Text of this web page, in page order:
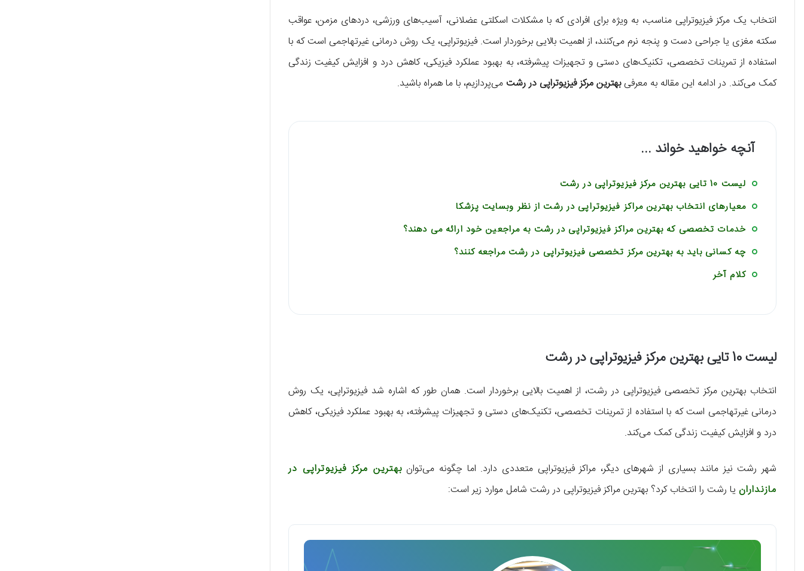
انتخاب یک مرکز فیزیوتراپی مناسب، به ویژه برای افرادی که با مشکلات اسکلتی عضلانی، آسیب‌های ورزشی، دردهای مزمن، عواقب
سکته مغزی یا جراحی دست و پنجه نرم می‌کنند، از اهمیت بالایی برخوردار است. فیزیوتراپی، یک روش درمانی غیرتهاجمی است که با
استفاده از تمرینات تخصصی، تکنیک‌های دستی و تجهیزات پیشرفته، به بهبود عملکرد فیزیکی، کاهش درد و افزایش کیفیت زندگی
کمک می‌کند. در ادامه این مقاله به معرفیبهترین مرکز فیزیوتراپی در رشت می‌پردازیم، با ما همراه باشید.
آنچه خواهید خواند ...
لیست 10 تایی بهترین مرکز فیزیوتراپی در رشت
معیارهای انتخاب بهترین مراکز فیزیوتراپی در رشت از نظر وبسایت پزشکا
خدمات تخصصی که بهترین مراکز فیزیوتراپی در رشت به مراجعین خود ارائه می دهند؟
چه کسانی باید به بهترین مرکز تخصصی فیزیوتراپی در رشت مراجعه کنند؟
کلام آخر
لیست 10 تایی بهترین مرکز فیزیوتراپی در رشت
انتخاب بهترین مرکز تخصصی فیزیوتراپی در رشت، از اهمیت بالایی برخوردار است. همان طور که اشاره شد فیزیوتراپی، یک روش
درمانی غیرتهاجمی است که با استفاده از تمرینات تخصصی، تکنیک‌های دستی و تجهیزات پیشرفته، به بهبود عملکرد فیزیکی، کاهش
درد و افزایش کیفیت زندگی کمک می‌کند.
شهر رشت نیز مانند بسیاری از شهرهای دیگر، مراکز فیزیوتراپی متعددی دارد. اما چگونه می‌توانبهترین مرکز فیزیوتراپی در
مازنداران یا رشت را انتخاب کرد؟ بهترین مراکز فیزیوتراپی در رشت شامل موارد زیر است: